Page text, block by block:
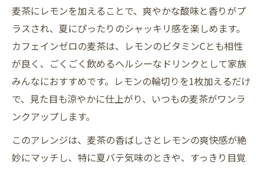
麦茶にレモンを加えることで、爽やかな酸味と香りがプ
ラスされ、夏にぴったりのシャッキリ感を楽しめます。
カフェインゼロの麦茶は、レモンのビタミンCとも相性
が良く、ごくごく飲めるヘルシーなドリンクとして家族
みんなにおすすめです。レモンの輪切りを1枚加えるだけ
で、見た目も涼やかに仕上がり、いつもの麦茶がワンラ
ンクアップします。
このアレンジは、麦茶の香ばしさとレモンの爽快感が絶
妙にマッチし、特に夏バテ気味のときや、すっきり目覚